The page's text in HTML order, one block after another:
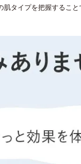
タイプを把握するこ